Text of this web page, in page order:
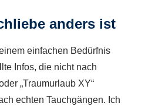
anders ist
einfachen Bedürfnis
Infos, die nicht nach
„Traumurlaub XY“
echten Tauchgängen. Ich